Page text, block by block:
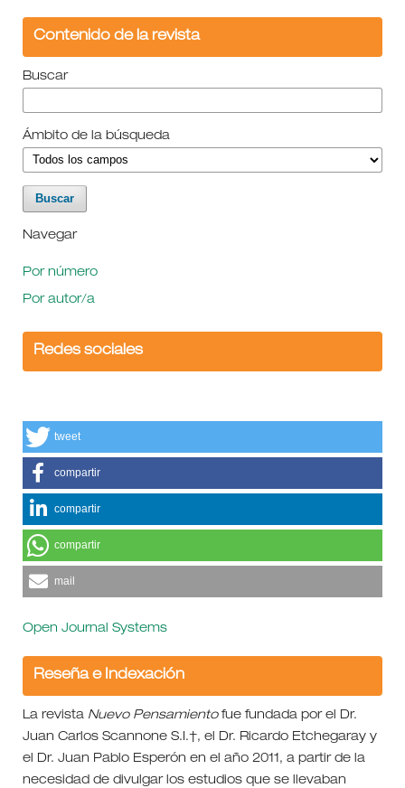
Contenido de la revista
Buscar
Ámbito de la búsqueda
Navegar
Por número
Por autor/a
Redes sociales
tweet
compartir
compartir
compartir
mail
Open Journal Systems
Reseña e Indexación
La revista Nuevo Pensamientofue fundada por el Dr.
Juan Carlos Scannone S.I.†, el Dr. Ricardo Etchegaray y
el Dr. Juan Pablo Esperón en el año 2011, a partir de la
necesidad de divulgar los estudios que se llevaban